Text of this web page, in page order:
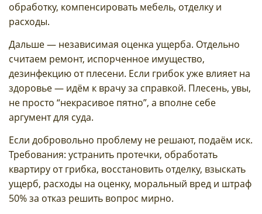
обработку, компенсировать мебель, отделку и
расходы.
Дальше — независимая оценка ущерба. Отдельно
считаем ремонт, испорченное имущество,
дезинфекцию от плесени. Если грибок уже влияет на
здоровье — идём к врачу за справкой. Плесень, увы,
не просто “некрасивое пятно”, а вполне себе
аргумент для суда.
Если добровольно проблему не решают, подаём иск.
Требования: устранить протечки, обработать
квартиру от грибка, восстановить отделку, взыскать
ущерб, расходы на оценку, моральный вред и штраф
50% за отказ решить вопрос мирно.